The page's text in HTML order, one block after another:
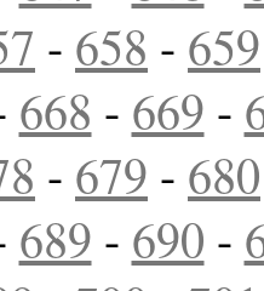
- 658 - 659
668 - 669 -
- 679 - 680
689 - 690 -